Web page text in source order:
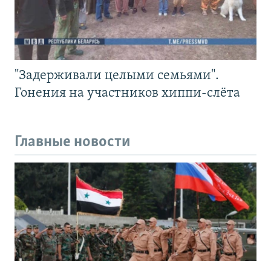
"Задерживали целыми семьями".
Гонения на участников хиппи-слёта
Главные новости